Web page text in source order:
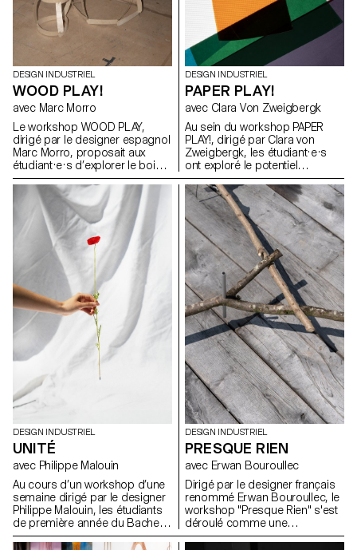
DESIGN INDUSTRIEL
WOOD PLAY!
avec Marc Morro
Le workshop WOOD PLAY,
dirigé par le designer espagnol
Marc Morro, proposait aux
étudiant·e·s d’explorer le bois
en tant que système de
construction ouvert et
accessible à tous les publics.
L’objectif était de stimuler la
créativité et l’expérimentation à
travers la conception de
modules ludiques et
reconfigurables, exploitant les
potentialités et les contraintes
du matériau, tout en évitant une
approche formelle trop
enfantine.
DESIGN INDUSTRIEL
PAPER PLAY!
avec Clara Von Zweigbergk
Au sein du workshop PAPER
PLAY!, dirigé par Clara von
Zweigbergk, les étudiant·e·s
ont exploré le potentiel
expressif du papier et du
carton afin de réinventer des
abat-jour destinés à des
luminaires de plafond, muraux,
sur pied, de chevet, de table ou
portables. L’accent a été mis
sur l’expérimentation et le jeu —
en testant les possibilités et les
limites du papier, de la lumière,
de la couleur et de la forme
pour développer de nouvelles
expressions lumineuses.
DESIGN INDUSTRIEL
UNITÉ
avec Philippe Malouin
Au cours d’un workshop d’une
semaine dirigé par le designer
Philippe Malouin, les étudiants
de première année du Bachelor
en Design Industriel ont conçu
DESIGN INDUSTRIEL
PRESQUE RIEN
avec Erwan Bouroullec
Dirigé par le designer français
renommé Erwan Bouroullec, le
workshop "Presque Rien" s'est
déroulé comme une
exploration des possibilités de